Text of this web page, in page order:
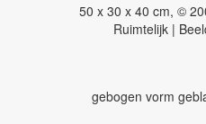
50 x 30 x 40 cm, ©
Ruimtelijk |
gebogen vorm